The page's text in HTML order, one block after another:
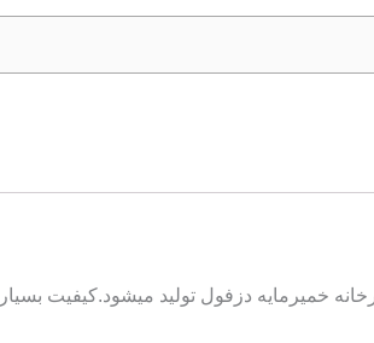
میباشد که توسط کارخانه خمیرمایه دزفول تولید